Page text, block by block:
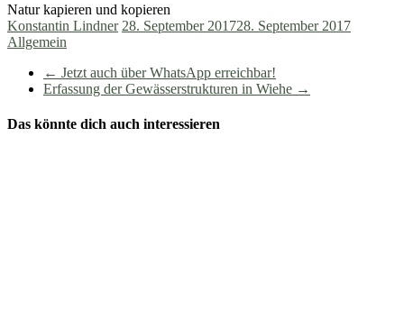
Natur kapieren und kopieren
Konstantin Lindner 28. September 201728. September 2017
Allgemein
← Jetzt auch über WhatsApp erreichbar!
Erfassung der Gewässerstrukturen in Wiehe →
Das könnte dich auch interessieren